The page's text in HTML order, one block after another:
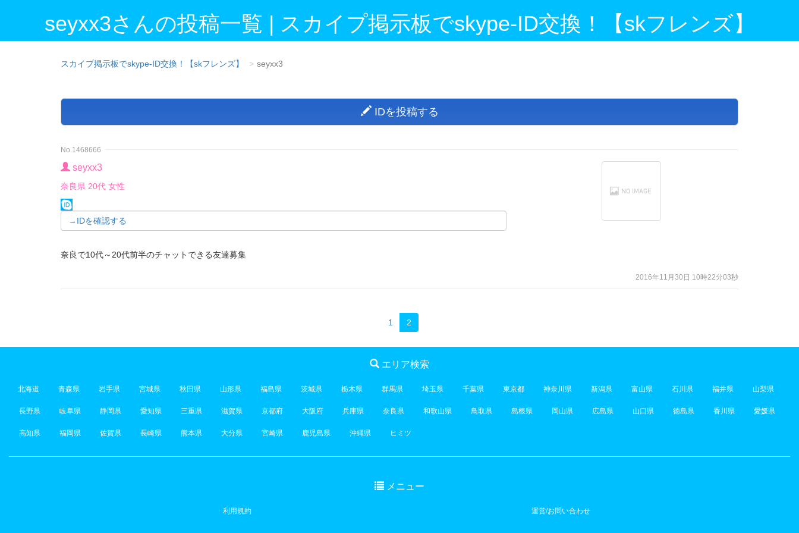
seyxx3さんの投稿一覧 | スカイプ掲示板でskype-ID交換！【skフレンズ】
スカイプ掲示板でskype-ID交換！【skフレンズ】 seyxx3
IDを投稿する
No.1468666
seyxx3
奈良県 20代 女性
→IDを確認する
奈良で10代～20代前半のチャットできる友達募集
2016年11月30日 10時22分03秒
1 2
エリア検索
北海道 青森県 岩手県 宮城県 秋田県 山形県 福島県 茨城県 栃木県 群馬県 埼玉県 千葉県 東京都 神奈川県 新潟県 富山県 石川県 福井県 山梨県
長野県 岐阜県 静岡県 愛知県 三重県 滋賀県 京都府 大阪府 兵庫県 奈良県 和歌山県 鳥取県 島根県 岡山県 広島県 山口県 徳島県 香川県 愛媛県
高知県 福岡県 佐賀県 長崎県 熊本県 大分県 宮崎県 鹿児島県 沖縄県 ヒミツ
メニュー
利用規約 運営/お問い合わせ